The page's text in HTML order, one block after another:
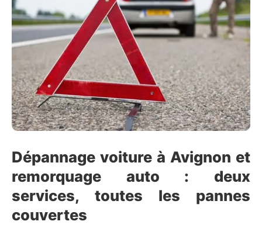
Dépannage voiture à Avignon et
remorquage auto : deux
services, toutes les pannes
couvertes